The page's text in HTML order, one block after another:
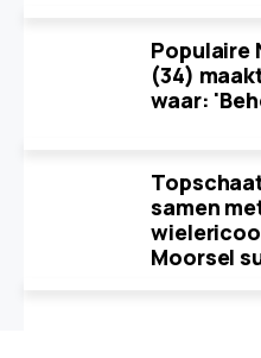
Populaire
(34)
waar:
samen
Moorsel